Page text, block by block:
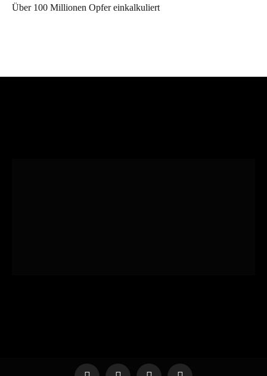
Über 100 Millionen Opfer einkalkuliert